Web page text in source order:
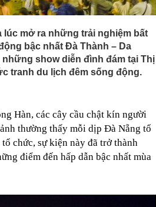
lúc mở ra những trải nghiệm bất
bậc nhất Đà Thành – Da
show diễn đình đám tại Thị
tranh du lịch đêm sống động.
Hàn, các cây cầu chật kín người
thường thấy mỗi dịp Đà Nẵng tổ
chức, sự kiện này đã trở thành
điểm đến hấp dẫn bậc nhất mùa